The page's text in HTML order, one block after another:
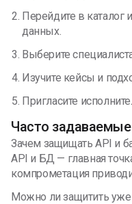
Перейдите в каталог
данных.
Выберите
Изучите кейсы и
Пригласите
Часто
Зачем защищать API и
API и БД — главная
компрометация
Можно ли защитить